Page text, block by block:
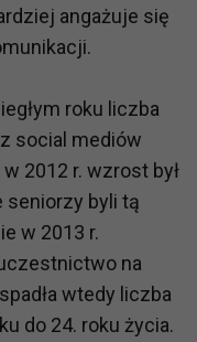
angażuje się
roku liczba
social mediów
2012 r. wzrost był
seniorzy byli tą
w 2013 r.
na
wtedy liczba
do 24. roku życia.